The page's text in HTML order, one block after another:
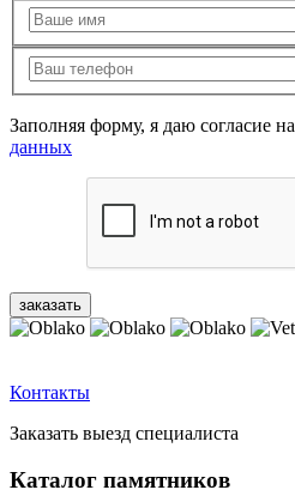
Заполняя форму, я даю согласие на
данных
Контакты
Заказать выезд специалиста
Каталог памятников